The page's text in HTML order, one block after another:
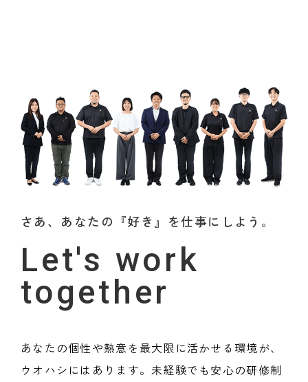
さあ、あなたの『好き』を仕事にしよう。
Let's work
together
あなたの個性や熱意を最大限に活かせる環境が、
ウオハシにはあります。未経験でも安心の研修制